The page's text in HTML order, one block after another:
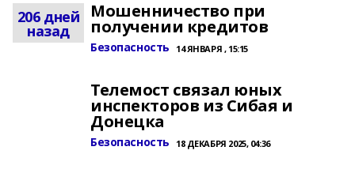
206 дней
назад
Мошенничество при
получении кредитов
Безопасность 14 ЯНВАРЯ , 15:15
Телемост связал юных
инспекторов из Сибая и
Донецка
Безопасность 18 ДЕКАБРЯ 2025, 04:36